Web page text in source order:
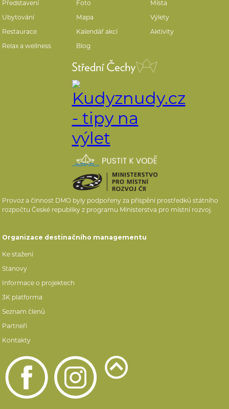
Představení Foto
Místa
Ubytování
Mapa
Výlety
Restaurace
Kalendář akcí
Aktivity
Relax a wellness
Blog
Provoz a činnost DMO byly podpořeny za přispění prostředků státního
rozpočtu České republiky z programu Ministerstva pro místní rozvoj.
Organizace destinačního managementu
Ke stažení
Stanovy
Informace o projektech
3K platforma
Seznam členů
Partneři
Kontakty